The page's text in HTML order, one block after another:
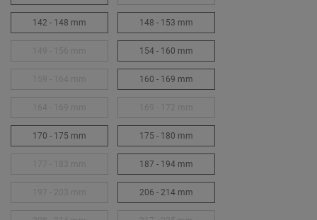
142 - 148 mm 148 - 153 mm
154 - 160 mm
160 - 169 mm
170 - 175 mm 175 - 180 mm
187 - 194 mm
206 - 214 mm